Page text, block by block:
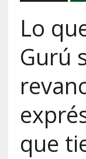
Lo
Gurú
que